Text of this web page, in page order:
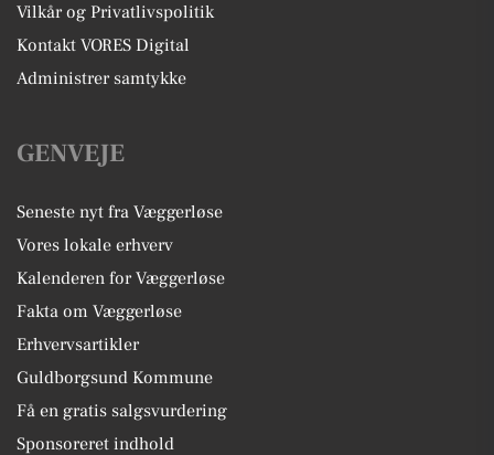
Vilkår og Privatlivspolitik
Kontakt VORES Digital
Administrer samtykke
GENVEJE
Seneste nyt fra Væggerløse
Vores lokale erhverv
Kalenderen for Væggerløse
Fakta om Væggerløse
Erhvervsartikler
Guldborgsund Kommune
Få en gratis salgsvurdering
Sponsoreret indhold